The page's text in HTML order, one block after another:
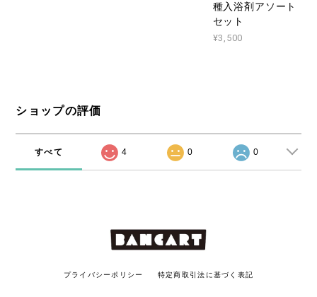
種入浴剤アソート
セット
¥3,500
ショップの評価
すべて 4 0 0
プライバシーポリシー 特定商取引法に基づく表記